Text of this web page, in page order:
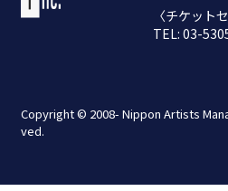
〈チケット
TEL: 03-
Copyright © 2008- Nippon Artists
ved.